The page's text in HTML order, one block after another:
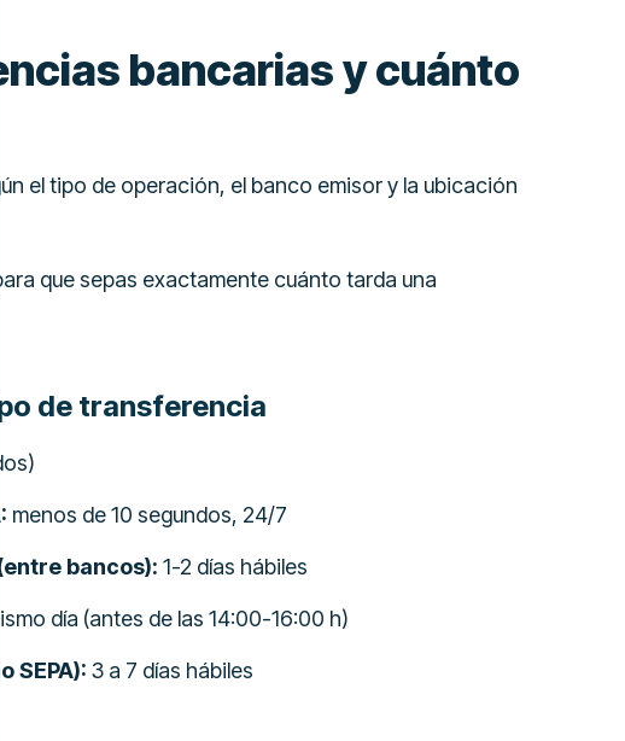
bancarias y cuánto
el tipo de operación, el banco emisor y la ubicación
que sepas exactamente cuánto tarda una
de transferencia
menos de 10 segundos, 24/7
bancos): 1-2 días hábiles
día (antes de las 14:00-16:00 h)
SEPA): 3 a 7 días hábiles